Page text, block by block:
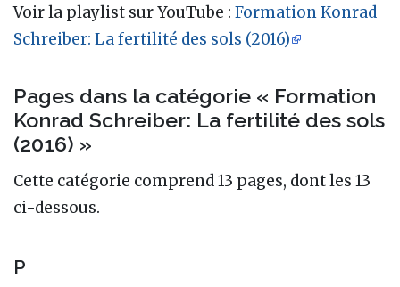
Aller à :navigation,rechercher
Voir la playlist sur YouTube : Formation Konrad
Schreiber: La fertilité des sols (2016)
Pages dans la catégorie « Formation
Konrad Schreiber: La fertilité des sols
(2016) »
Cette catégorie comprend 13 pages, dont les 13
ci-dessous.
P